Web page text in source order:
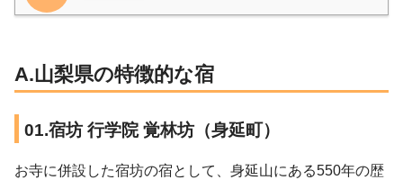
A.山梨県の特徴的な宿
01.宿坊 行学院 覚林坊（身延町）
お寺に併設した宿坊の宿として、身延山にある550年の歴